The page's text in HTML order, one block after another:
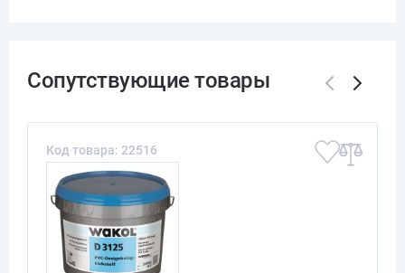
Код товара: 22516